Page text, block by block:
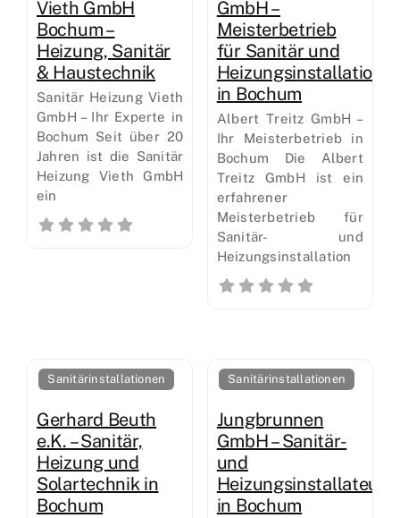
Vieth GmbH
Bochum –
Heizung, Sanitär
& Haustechnik
Sanitär Heizung Vieth
GmbH – Ihr Experte in
Bochum Seit über 20
Jahren ist die Sanitär
Heizung Vieth GmbH
ein
GmbH –
Meisterbetrieb
für Sanitär und
Heizungsinstallation
in Bochum
Albert Treitz GmbH –
Ihr Meisterbetrieb in
Bochum Die Albert
Treitz GmbH ist ein
erfahrener
Meisterbetrieb für
Sanitär- und
Heizungsinstallation
Sanitärinstallationen
Gerhard Beuth
e.K. – Sanitär,
Heizung und
Solartechnik in
Bochum
Sanitärinstallationen
Jungbrunnen
GmbH – Sanitär-
und
Heizungsinstallateur
in Bochum